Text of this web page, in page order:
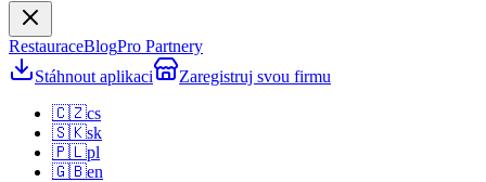
RestauraceBlogPro Partnery
Stáhnout aplikaci
Zaregistruj svou firmu
🇨🇿cs
🇸🇰sk
🇵🇱pl
🇬🇧en